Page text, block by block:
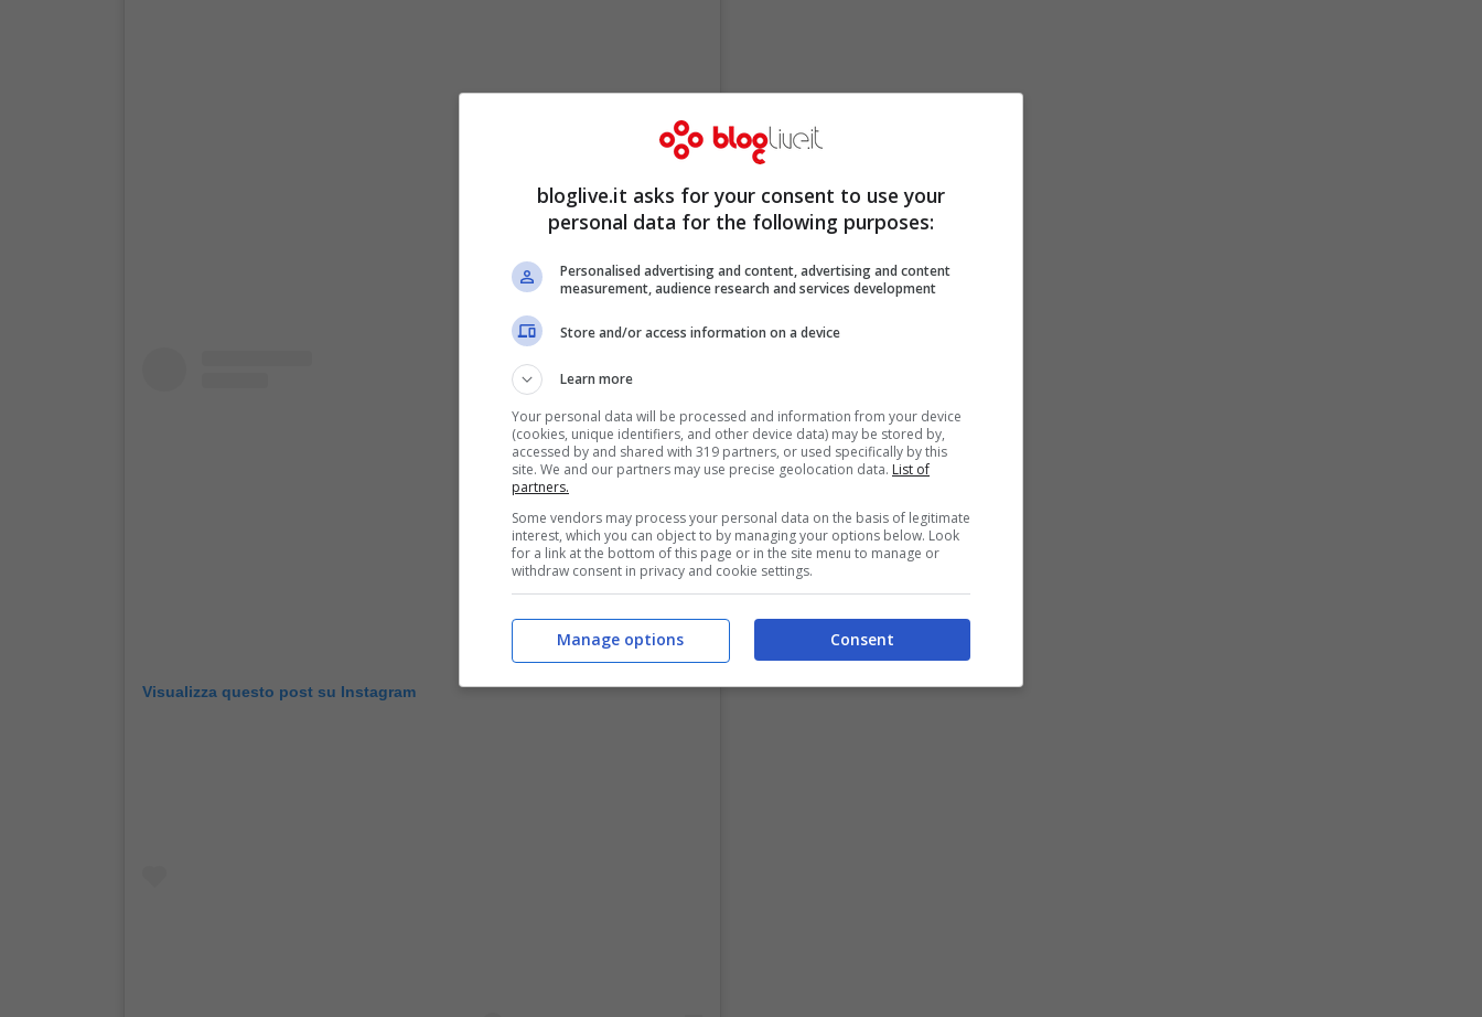
Visualizza questo post su Instagram
bloglive.it asks for your consent to use your
personal data for the following purposes:
Personalised advertising and content, advertising and content
measurement, audience research and services development
Store and/or access information on a device
Learn more
Your personal data will be processed and information from your device
(cookies, unique identifiers, and other device data) may be stored by,
accessed by and shared with 319 partners, or used specifically by this
site. We and our partners may use precise geolocation data. List of
partners.
Some vendors may process your personal data on the basis of legitimate
interest, which you can object to by managing your options below. Look
for a link at the bottom of this page or in the site menu to manage or
withdraw consent in privacy and cookie settings.
Consent
Manage options